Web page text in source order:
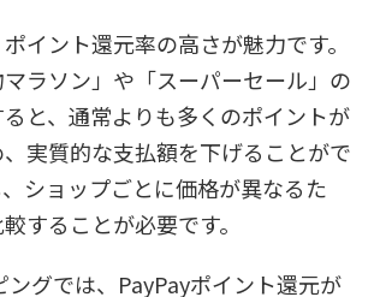
イント還元率の高さが魅力です。
ラソン」や「スーパーセール」の
と、通常よりも多くのポイントが
実質的な支払額を下げることがで
ショップごとに価格が異なるた
することが必要です。
グでは、PayPayポイント還元が